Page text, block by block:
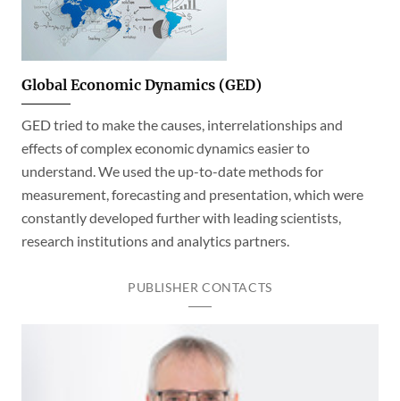
Global Economic Dynamics (GED)
GED tried to make the causes, interrelationships and
effects of complex economic dynamics easier to
understand. We used the up-to-date methods for
measurement, forecasting and presentation, which were
constantly developed further with leading scientists,
research institutions and analytics partners.
PUBLISHER CONTACTS